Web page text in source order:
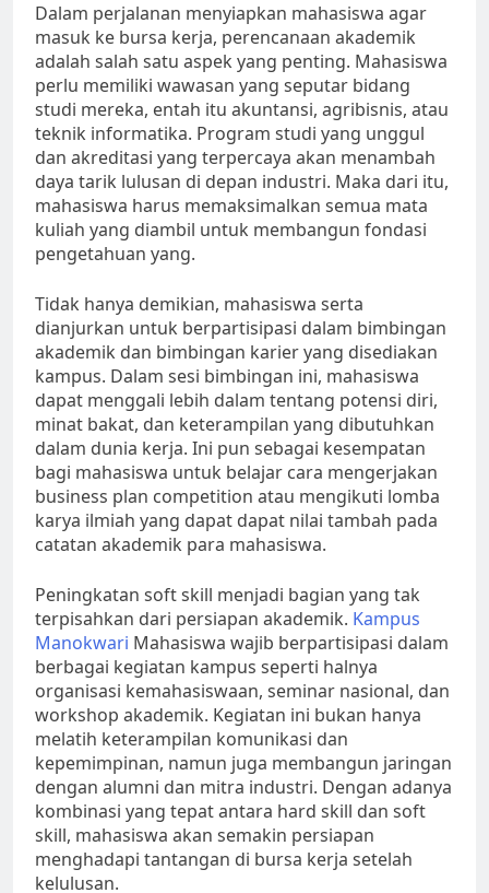
Dalam perjalanan menyiapkan mahasiswa agar
masuk ke bursa kerja, perencanaan akademik
adalah salah satu aspek yang penting. Mahasiswa
perlu memiliki wawasan yang seputar bidang
studi mereka, entah itu akuntansi, agribisnis, atau
teknik informatika. Program studi yang unggul
dan akreditasi yang terpercaya akan menambah
daya tarik lulusan di depan industri. Maka dari itu,
mahasiswa harus memaksimalkan semua mata
kuliah yang diambil untuk membangun fondasi
pengetahuan yang.
Tidak hanya demikian, mahasiswa serta
dianjurkan untuk berpartisipasi dalam bimbingan
akademik dan bimbingan karier yang disediakan
kampus. Dalam sesi bimbingan ini, mahasiswa
dapat menggali lebih dalam tentang potensi diri,
minat bakat, dan keterampilan yang dibutuhkan
dalam dunia kerja. Ini pun sebagai kesempatan
bagi mahasiswa untuk belajar cara mengerjakan
business plan competition atau mengikuti lomba
karya ilmiah yang dapat dapat nilai tambah pada
catatan akademik para mahasiswa.
Peningkatan soft skill menjadi bagian yang tak
terpisahkan dari persiapan akademik. Kampus
Manokwari Mahasiswa wajib berpartisipasi dalam
berbagai kegiatan kampus seperti halnya
organisasi kemahasiswaan, seminar nasional, dan
workshop akademik. Kegiatan ini bukan hanya
melatih keterampilan komunikasi dan
kepemimpinan, namun juga membangun jaringan
dengan alumni dan mitra industri. Dengan adanya
kombinasi yang tepat antara hard skill dan soft
skill, mahasiswa akan semakin persiapan
menghadapi tantangan di bursa kerja setelah
kelulusan.